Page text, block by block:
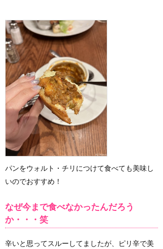
パンをウォルト・チリにつけて食べても美味し
いのでおすすめ！
なぜ今まで食べなかったんだろう
か・・・笑
辛いと思ってスルーしてましたが、ピリ辛で美